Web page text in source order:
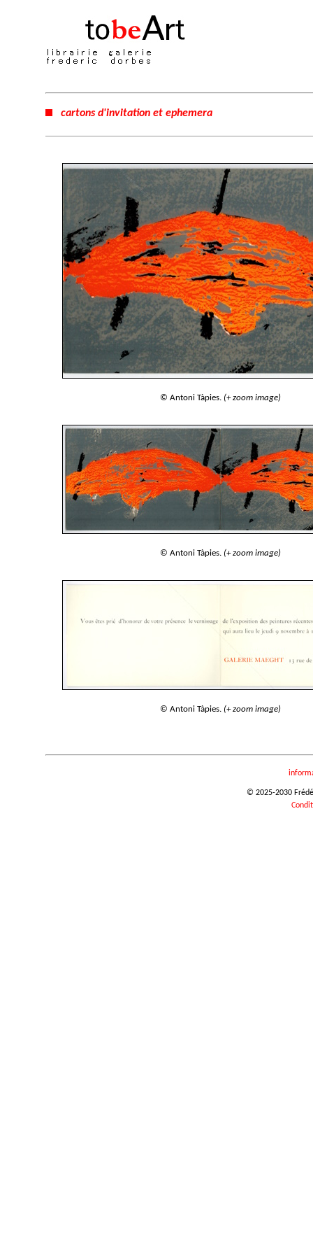
cartons d'invitation et ephemera
© Antoni Tàpies. (+ zoom image)
© Antoni Tàpies. (+ zoom image)
© Antoni Tàpies. (+ zoom image)
© 2025-2030